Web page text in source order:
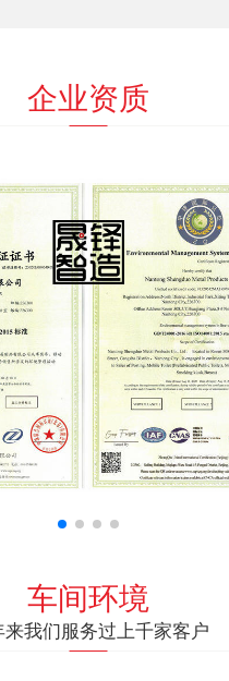
企业资质
车间环境
来我们服务过上千家客户